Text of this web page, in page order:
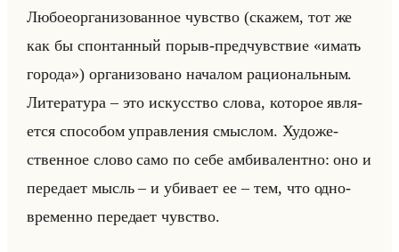
Лю­бое­ор­га­ни­зо­ван­ное чув­ство (ска­жем, тот же
как бы спон­тан­ный порыв-пред­чув­ствие «имать
города») ор­га­ни­зо­ва­но на­ча­лом ра­ци­ональным.
Ли­те­ра­ту­ра – это ис­кус­ство слова, ко­то­рое яв­ля­
ет­ся спо­со­бом управ­ле­ния смыс­лом. Ху­до­же­
ствен­ное слово само по себе ам­би­ва­лент­но: оно и
пе­ре­да­ет мысль – и уби­ва­ет ее – тем, что од­но­
вре­мен­но пе­ре­да­ет чув­ство.